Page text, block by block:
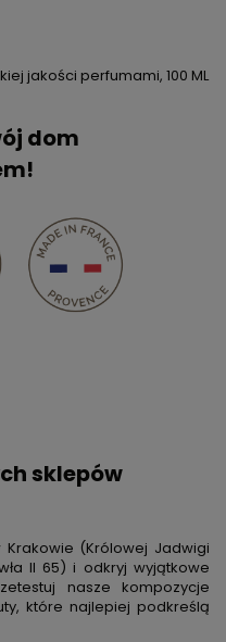
jakości perfumami, 100 ML
dom
sklepów
(Królowej Jadwigi
II 65) i odkryj wyjątkowe
nasze kompozycje
które najlepiej podkreślą